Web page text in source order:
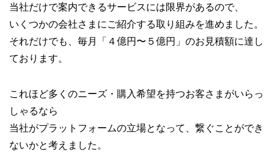
当社だけで案内できるサービスには限界があるので、
いくつかの会社さまにご紹介する取り組みを進めました。
それだけでも、毎月「４億円〜５億円」のお見積額に達し
ております。
これほど多くのニーズ・購入希望を持つお客さまがいらっ
しゃるなら
当社がプラットフォームの立場となって、繋ぐことができ
ないかと考えました。